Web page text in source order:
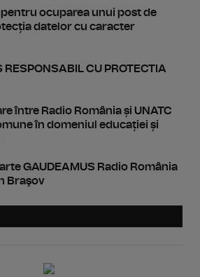
ocuparea unui post de
datelor cu caracter
CU PROTECTIA
între Radio România și UNATC
în domeniul educației și
GAUDEAMUS Radio România
Braşov